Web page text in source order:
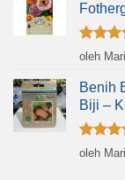
Dinilai
oleh
Benih
Biji –
Dinilai
oleh